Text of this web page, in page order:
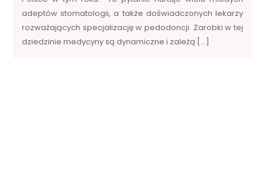
adeptów stomatologii, a także doświadczonych lekarzy
rozważających specjalizację w pedodoncji. Zarobki w tej
dziedzinie medycyny są dynamiczne i zależą […]